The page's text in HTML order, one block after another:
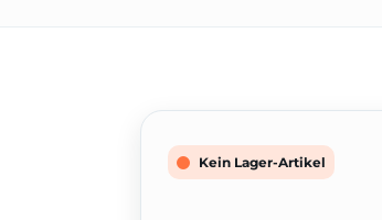
Kein Lager-Artikel